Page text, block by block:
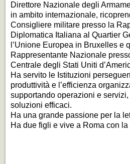
Direttore Nazionale degli
in ambito internazionale,
Consigliere militare presso la
Diplomatica Italiana al Quartier
l’Unione Europea in Bruxelles e
Rappresentante Nazionale
Centrale degli Stati Uniti
Ha servito le Istituzioni
produttività e l’efficienza
supportando operazioni e
soluzioni efficaci.
Ha una grande passione per la
Ha due figli e vive a Roma con la